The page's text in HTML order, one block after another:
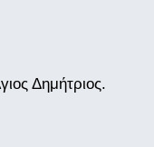
Δημήτριος.